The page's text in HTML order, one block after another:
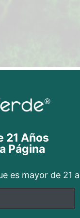
21 Años
Página
es mayor de 21